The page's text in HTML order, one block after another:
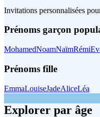
Invitations personnalisées
Prénoms garçon
MohamedNoamNaïmRémi
Prénoms fille
EmmaLouiseJadeAliceLéa
Explorer par âge